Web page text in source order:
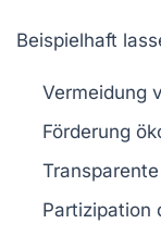
Beispielhaft
Vermeidung
Förderung
Partizipation